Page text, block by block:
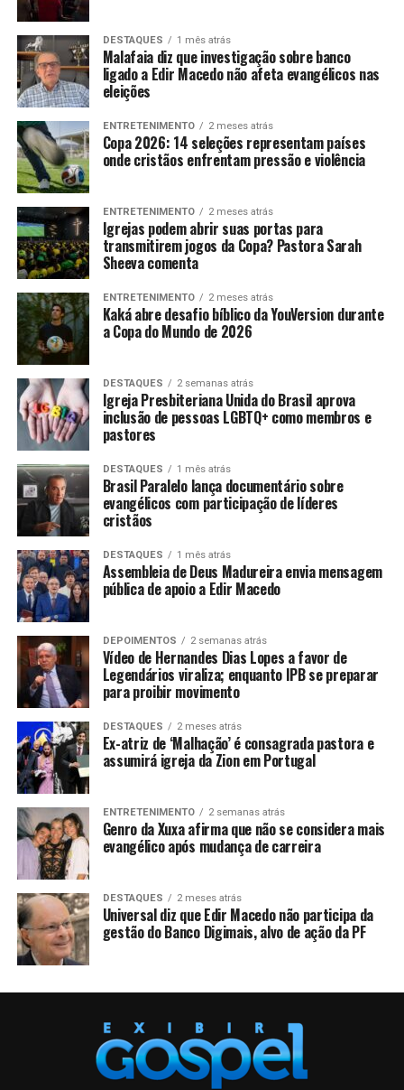
DESTAQUES 1 mês atrás
Malafaia diz que investigação sobre banco
ligado a Edir Macedo não afeta evangélicos nas
eleições
ENTRETENIMENTO 2 meses atrás
Copa 2026: 14 seleções representam países
onde cristãos enfrentam pressão e violência
ENTRETENIMENTO 2 meses atrás
Igrejas podem abrir suas portas para
transmitirem jogos da Copa? Pastora Sarah
Sheeva comenta
ENTRETENIMENTO 2 meses atrás
Kaká abre desafio bíblico da YouVersion durante
a Copa do Mundo de 2026
DESTAQUES 2 semanas atrás
Igreja Presbiteriana Unida do Brasil aprova
inclusão de pessoas LGBTQ+ como membros e
pastores
DESTAQUES 1 mês atrás
Brasil Paralelo lança documentário sobre
evangélicos com participação de líderes
cristãos
DESTAQUES 1 mês atrás
Assembleia de Deus Madureira envia mensagem
pública de apoio a Edir Macedo
DEPOIMENTOS 2 semanas atrás
Vídeo de Hernandes Dias Lopes a favor de
Legendários viraliza; enquanto IPB se preparar
para proibir movimento
DESTAQUES 2 meses atrás
Ex-atriz de ‘Malhação’ é consagrada pastora e
assumirá igreja da Zion em Portugal
ENTRETENIMENTO 2 semanas atrás
Genro da Xuxa afirma que não se considera mais
evangélico após mudança de carreira
DESTAQUES 2 meses atrás
Universal diz que Edir Macedo não participa da
gestão do Banco Digimais, alvo de ação da PF